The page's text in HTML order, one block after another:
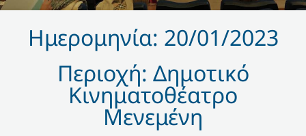
Ημερομηνία: 20/01/2023
Περιοχή: Δημοτικό
Κινηματοθέατρο
Μενεμένη